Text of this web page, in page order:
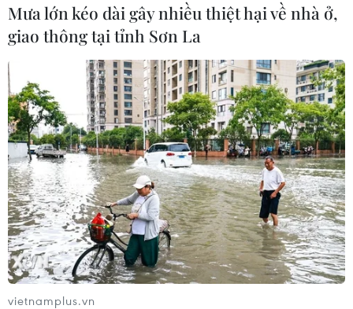
Mưa lớn kéo dài gây nhiều thiệt hại về nhà ở,
giao thông tại tỉnh Sơn La
vietnamplus.vn